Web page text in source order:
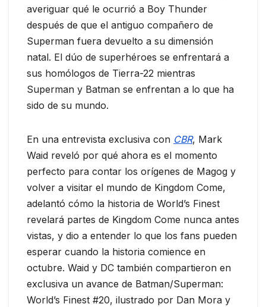
averiguar qué le ocurrió a Boy Thunder
después de que el antiguo compañero de
Superman fuera devuelto a su dimensión
natal. El dúo de superhéroes se enfrentará a
sus homólogos de Tierra-22 mientras
Superman y Batman se enfrentan a lo que ha
sido de su mundo.
En una entrevista exclusiva con CBR, Mark
Waid reveló por qué ahora es el momento
perfecto para contar los orígenes de Magog y
volver a visitar el mundo de Kingdom Come,
adelantó cómo la historia de World’s Finest
revelará partes de Kingdom Come nunca antes
vistas, y dio a entender lo que los fans pueden
esperar cuando la historia comience en
octubre. Waid y DC también compartieron en
exclusiva un avance de Batman/Superman:
World’s Finest #20, ilustrado por Dan Mora y